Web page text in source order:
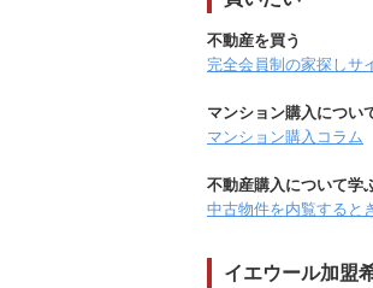
不動産を買う
完全会員制の家探しサ
マンション購入につい
マンション購入コラム
不動産購入について学
中古物件を内覧すると
イエウール加盟